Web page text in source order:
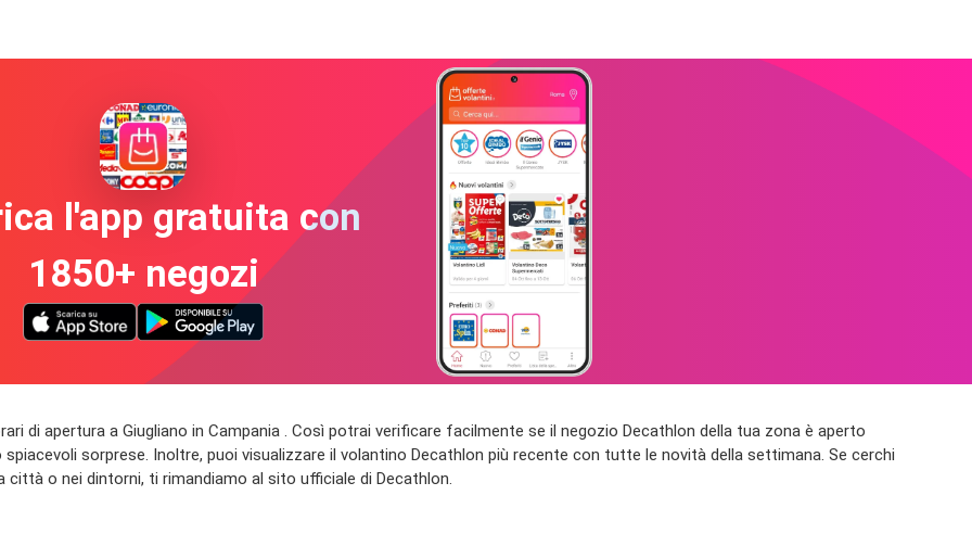
l'app gratuita con
1850+ negozi
di apertura a Giugliano in Campania . Così potrai verificare facilmente se il negozio Decathlon della tua zona è aperto
sorprese. Inoltre, puoi visualizzare il volantino Decathlon più recente con tutte le novità della settimana. Se cerchi
o nei dintorni, ti rimandiamo al sito ufficiale di Decathlon.